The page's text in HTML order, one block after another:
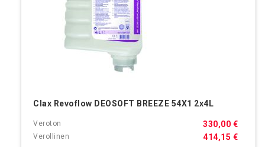
Clax Revoflow DEOSOFT BREEZE 54X1 2x4L
414,15 €
330,00 €